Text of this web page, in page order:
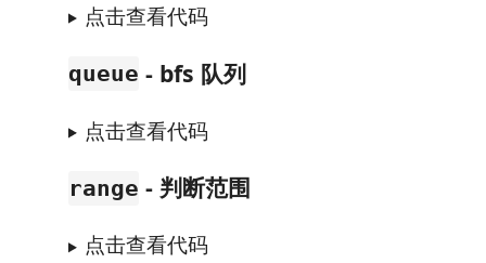
点击查看代码
queue - bfs 队列
点击查看代码
range - 判断范围
点击查看代码